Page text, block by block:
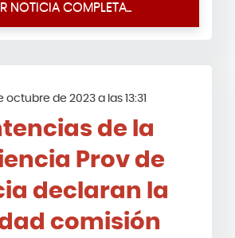
NOTICIA COMPLETA...
octubre de 2023 a las 13:31
de la
Prov de
declaran la
comisión